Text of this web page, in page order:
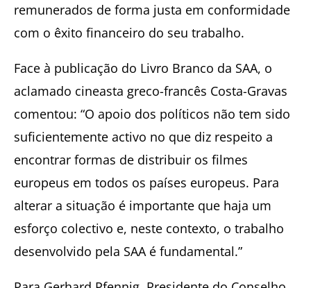
remunerados de forma justa em conformidade
com o êxito financeiro do seu trabalho.
Face à publicação do Livro Branco da SAA, o
aclamado cineasta greco-francês Costa-Gravas
comentou: “O apoio dos políticos não tem sido
suficientemente activo no que diz respeito a
encontrar formas de distribuir os filmes
europeus em todos os países europeus. Para
alterar a situação é importante que haja um
esforço colectivo e, neste contexto, o trabalho
desenvolvido pela SAA é fundamental.”